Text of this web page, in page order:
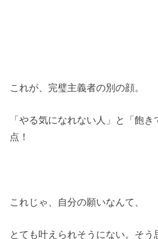
これが、完璧主義者の別の顔。
「やる気になれない人」と「飽
点！
これじゃ、自分の願いなんて、
とても叶えられそうにない。そう